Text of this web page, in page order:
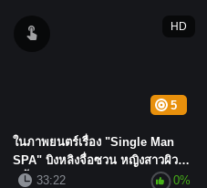
5
HD
ในภาพยนตร์เรื่อง "Single Man
SPA" บิงหลิงจื่อซวน หญิงสาวผิว
คล้ำสวยเย้ายว...
33:22
0%